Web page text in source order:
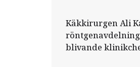
Käkkirurgen Ali
blivande